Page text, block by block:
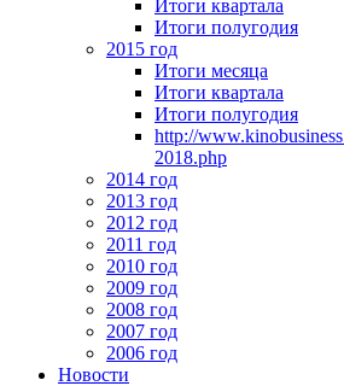
Итоги квартала
Итоги полугодия
2015 год
Итоги месяца
Итоги квартала
Итоги полугодия
http://
2018.php
2014 год
2013 год
2012 год
2011 год
2010 год
2009 год
2008 год
2007 год
2006 год
Новости